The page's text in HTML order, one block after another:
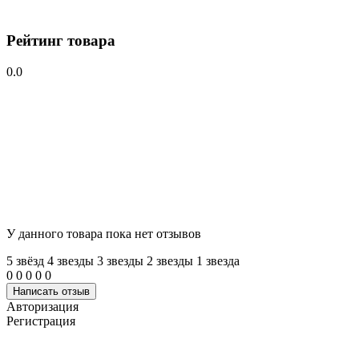
Рейтинг товара
0.0
У данного товара пока нет отзывов
5 звёзд 4 звeзды 3 звeзды 2 звeзды 1 звeзда
0 0 0 0 0
Написать отзыв
Авторизация
Регистрация